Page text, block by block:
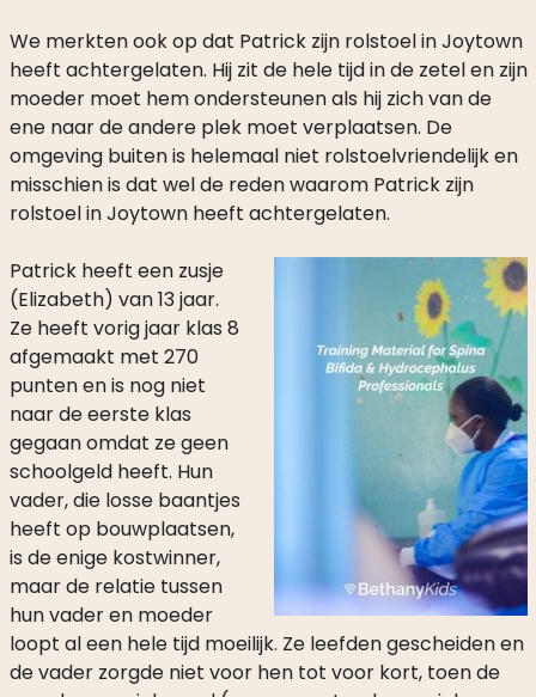
We merkten ook op dat Patrick zijn rolstoel in Joytown
heeft achtergelaten. Hij zit de hele tijd in de zetel en zijn
moeder moet hem ondersteunen als hij zich van de
ene naar de andere plek moet verplaatsen. De
omgeving buiten is helemaal niet rolstoelvriendelijk en
misschien is dat wel de reden waarom Patrick zijn
rolstoel in Joytown heeft achtergelaten.
Patrick heeft een zusje
(Elizabeth) van 13 jaar.
Ze heeft vorig jaar klas 8
afgemaakt met 270
punten en is nog niet
naar de eerste klas
gegaan omdat ze geen
schoolgeld heeft. Hun
vader, die losse baantjes
heeft op bouwplaatsen,
is de enige kostwinner,
maar de relatie tussen
hun vader en moeder
loopt al een hele tijd moeilijk. Ze leefden gescheiden en
de vader zorgde niet voor hen tot voor kort, toen de